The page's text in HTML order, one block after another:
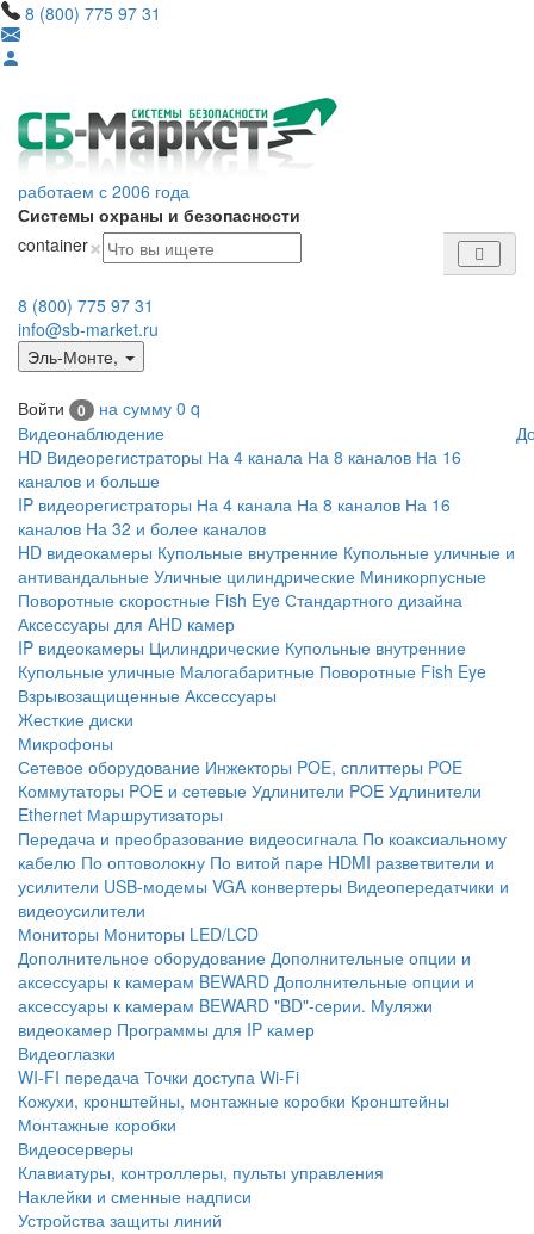
8 (800) 775 97 31
работаем с 2006 года
Системы охраны и безопасности
container×
8 (800) 775 97 31
info@sb-market.ru
Эль-Монте,
Войти 0 на сумму 0 q
Видеонаблюдение
HD Видеорегистраторы На 4 канала На 8 каналов На 16
каналов и больше
IP видеорегистраторы На 4 канала На 8 каналов На 16
каналов На 32 и более каналов
HD видеокамеры Купольные внутренние Купольные уличные и
антивандальные Уличные цилиндрические Миникорпусные
Поворотные скоростные Fish Eye Стандартного дизайна
Аксессуары для AHD камер
IP видеокамеры Цилиндрические Купольные внутренние
Купольные уличные Малогабаритные Поворотные Fish Eye
Взрывозащищенные Аксессуары
Жесткие диски
Микрофоны
Сетевое оборудование Инжекторы POE, сплиттеры POE
Коммутаторы POE и сетевые Удлинители POE Удлинители
Ethernet Маршрутизаторы
Передача и преобразование видеосигнала По коаксиальному
кабелю По оптоволокну По витой паре HDMI разветвители и
усилители USB-модемы VGA конвертеры Видеопередатчики и
видеоусилители
Мониторы Мониторы LED/LCD
Дополнительное оборудование Дополнительные опции и
аксессуары к камерам BEWARD Дополнительные опции и
аксессуары к камерам BEWARD "BD"-серии. Муляжи
видеокамер Программы для IP камер
Видеоглазки
WI-FI передача Точки доступа Wi-Fi
Кожухи, кронштейны, монтажные коробки Кронштейны
Монтажные коробки
Видеосерверы
Клавиатуры, контроллеры, пульты управления
Наклейки и сменные надписи
Устройства защиты линий